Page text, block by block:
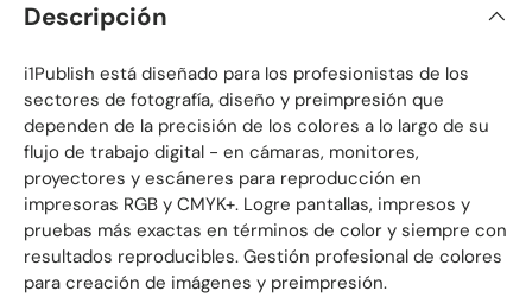
Descripción
i1Publish está diseñado para los profesionistas de los
sectores de fotografía, diseño y preimpresión que
dependen de la precisión de los colores a lo largo de su
flujo de trabajo digital - en cámaras, monitores,
proyectores y escáneres para reproducción en
impresoras RGB y CMYK+. Logre pantallas, impresos y
pruebas más exactas en términos de color y siempre con
resultados reproducibles. Gestión profesional de colores
para creación de imágenes y preimpresión.